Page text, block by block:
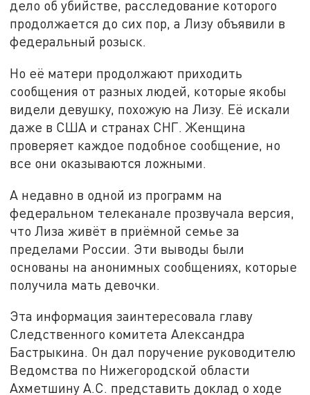
дело об убийстве, расследование которого
продолжается до сих пор, а Лизу объявили в
федеральный розыск.
Но её матери продолжают приходить
сообщения от разных людей, которые якобы
видели девушку, похожую на Лизу. Её искали
даже в США и странах СНГ. Женщина
проверяет каждое подобное сообщение, но
все они оказываются ложными.
А недавно в одной из программ на
федеральном телеканале прозвучала версия,
что Лиза живёт в приёмной семье за
пределами России. Эти выводы были
основаны на анонимных сообщениях, которые
получила мать девочки.
Эта информация заинтересовала главу
Следственного комитета Александра
Бастрыкина. Он дал поручение руководителю
Ведомства по Нижегородской области
Ахметшину А.С. представить доклад о ходе